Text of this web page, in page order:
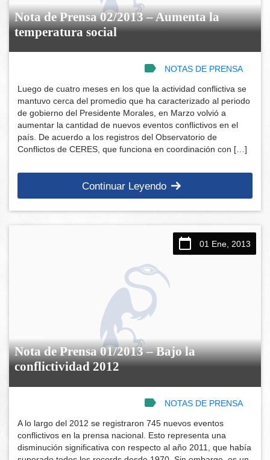
Nota de Prensa 02/2013 – Aumenta la
temperatura social
NOTAS DE PRENSA
Luego de cuatro meses en los que la actividad conflictiva se
mantuvo cerca del promedio que ha caracterizado al periodo
de gobierno del Presidente Morales, en Marzo volvió a
aumentar la cantidad de nuevos eventos conflictivos en el
país. De acuerdo a los registros del Observatorio de
Conflictos de CERES, que funciona en coordinación con […]
Continuar Leyendo
01 Ene, 2013
Nota de Prensa 01/2013 – Bajo la
conflictividad 2012
NOTAS DE PRENSA
A lo largo del 2012 se registraron 745 nuevos eventos
conflictivos en la prensa nacional. Esto representa una
disminución significativa con respecto al año 2011, que había